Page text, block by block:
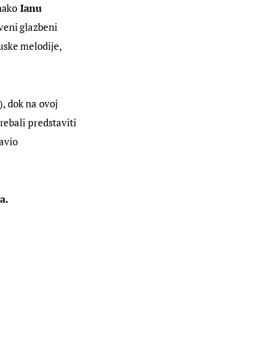
Ianu
glazbeni
melodije,
dok na ovoj
predstaviti